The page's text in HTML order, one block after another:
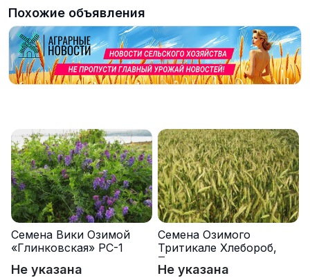
Похожие объявления
Семена Вики Озимой
«Глинковская» РС-1
Не указана
Семена Озимого
Тритикале Хлебороб,
Тихон
Не указана